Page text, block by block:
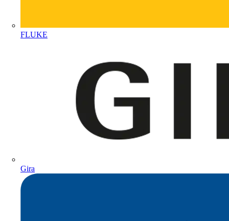
FLUKE
Gira